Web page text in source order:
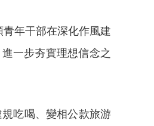
年干部在深化作風建
一步夯實理想信念之
吃喝、變相公款旅游